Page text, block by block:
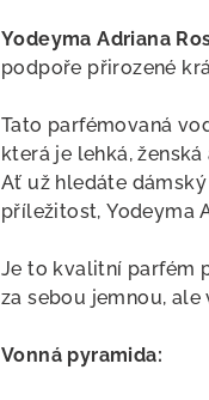
Yodeyma Adriana
podpoře přirozené
Tato parfémovaná
která je lehká,
Ať už hledáte
příležitost, Yodeyma
Je to kvalitní parfém
za sebou jemnou,
Vonná pyramida: